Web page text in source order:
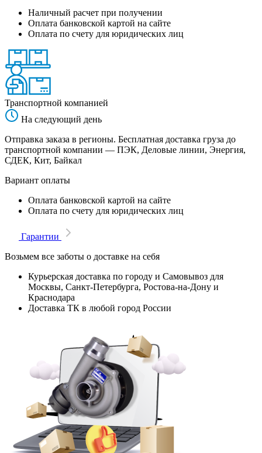
Наличный расчет при получении
Оплата банковской картой на сайте
Оплата по счету для юридических лиц
Транспортной компанией
На следующий день
Отправка заказа в регионы. Бесплатная доставка груза до
транспортной компании — ПЭК, Деловые линии, Энергия,
СДЕК, Кит, Байкал
Вариант оплаты
Оплата банковской картой на сайте
Оплата по счету для юридических лиц
Гарантии
Возьмем все заботы о доставке на себя
Курьерская доставка по городу и Самовывоз для
Москвы, Санкт-Петербурга, Ростова-на-Дону и
Краснодара
Доставка ТК в любой город России